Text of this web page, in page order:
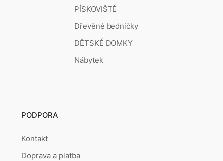
PÍSKOVIŠTĚ
Dřevěné bedničky
DĚTSKÉ DOMKY
Nábytek
PODPORA
Kontakt
Doprava a platba